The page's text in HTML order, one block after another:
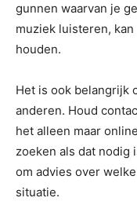
gunnen waarvan je
muziek luisteren,
houden.
Het is ook belangrijk
anderen. Houd
het alleen maar
zoeken als dat nodig
om advies over
situatie.